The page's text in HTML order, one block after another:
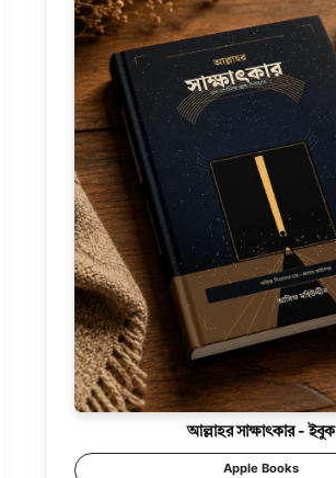
আল্লাহর সাক্ষাৎকার - ইবুক
Apple Books